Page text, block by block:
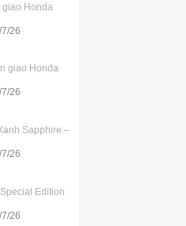
giao Honda
26
giao Honda
26
Sapphire –
26
Edition
7/26